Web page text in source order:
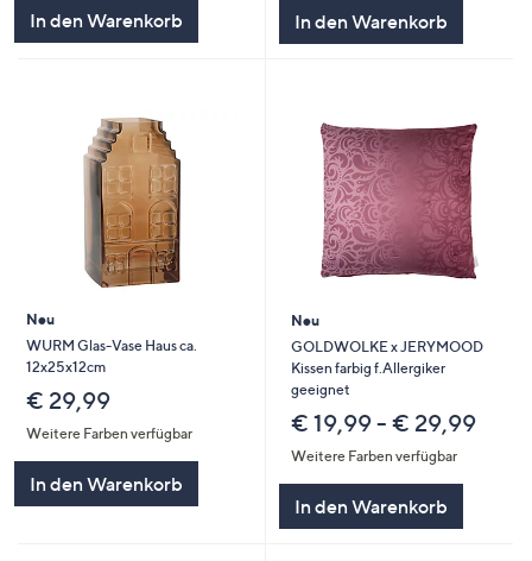
In den Warenkorb In den Warenkorb
Neu
WURM Glas-Vase Haus ca.
12x25x12cm
€ 29,99
Weitere Farben verfügbar
In den Warenkorb
Neu
GOLDWOLKE x JERYMOOD
Kissen farbig f.Allergiker
geeignet
€ 19,99 - € 29,99
Weitere Farben verfügbar
In den Warenkorb